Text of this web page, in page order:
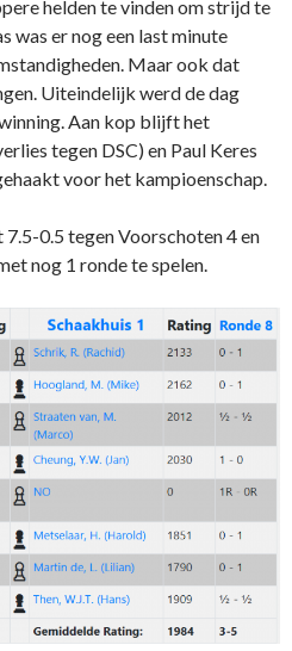
helden te vinden om strijd te
was er nog een last minute
Maar ook dat
Uiteindelijk werd de dag
Aan kop blijft het
tegen DSC) en Paul Keres
voor het kampioenschap.
0.5 tegen Voorschoten 4 en
nog 1 ronde te spelen.